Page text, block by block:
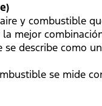
y combustible
mejor
describe como
se mide